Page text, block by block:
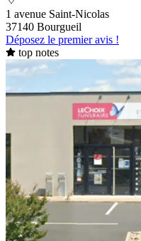
1 avenue Saint-Nicolas
37140 Bourgueil
Déposez le premier avis !
top notes